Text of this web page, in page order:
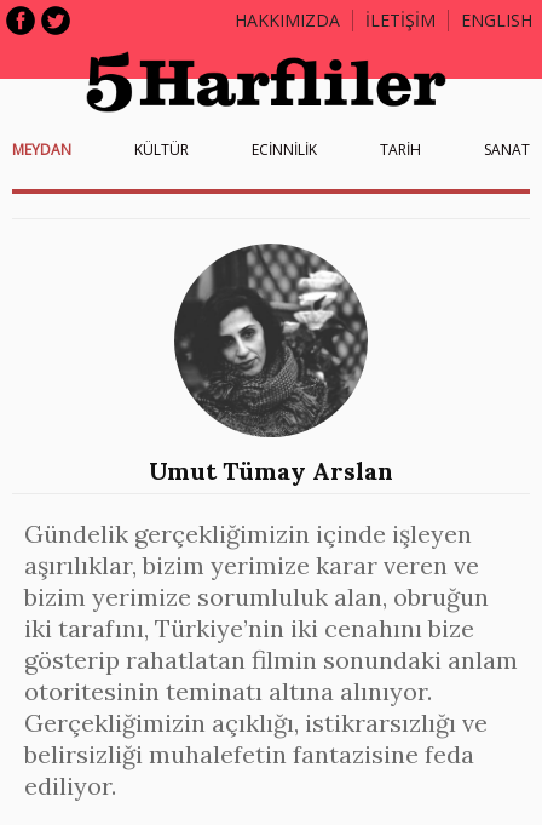
HAKKIMIZDA İLETİŞİM ENGLISH
MEYDAN KÜLTÜR ECİNNİLİK TARİH SANAT
Umut Tümay Arslan
Gündelik gerçekliğimizin içinde işleyen
aşırılıklar, bizim yerimize karar veren ve
bizim yerimize sorumluluk alan, obruğun
iki tarafını, Türkiye’nin iki cenahını bize
gösterip rahatlatan filmin sonundaki anlam
otoritesinin teminatı altına alınıyor.
Gerçekliğimizin açıklığı, istikrarsızlığı ve
belirsizliği muhalefetin fantazisine feda
ediliyor.